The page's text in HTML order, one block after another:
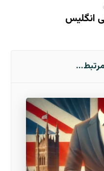
انگلیس